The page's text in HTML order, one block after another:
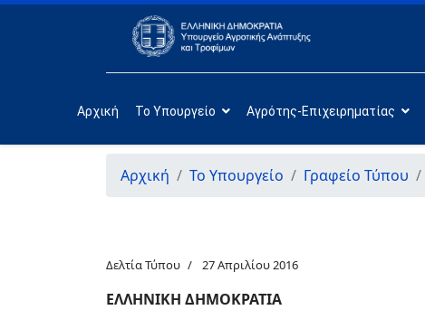
Αρχική Το Υπουργείο Αγρότης-Επιχειρηματίας
Αρχική Το Υπουργείο Γραφείο Τύπου
Δελτία Τύπου 27 Απριλίου 2016
ΕΛΛΗΝΙΚΗ ΔΗΜΟΚΡΑΤΙΑ